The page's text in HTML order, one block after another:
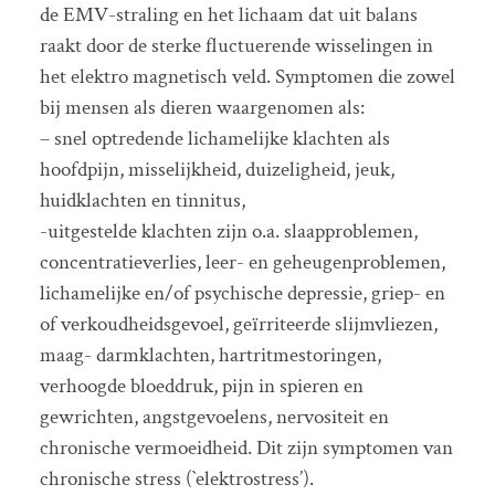
de EMV-straling en het lichaam dat uit balans
raakt door de sterke fluctuerende wisselingen in
het elektro magnetisch veld. Symptomen die zowel
bij mensen als dieren waargenomen als:
– snel optredende lichamelijke klachten als
hoofdpijn, misselijkheid, duizeligheid, jeuk,
huidklachten en tinnitus,
-uitgestelde klachten zijn o.a. slaapproblemen,
concentratieverlies, leer- en geheugenproblemen,
lichamelijke en/of psychische depressie, griep- en
of verkoudheidsgevoel, geïrriteerde slijmvliezen,
maag- darmklachten, hartritmestoringen,
verhoogde bloeddruk, pijn in spieren en
gewrichten, angstgevoelens, nervositeit en
chronische vermoeidheid. Dit zijn symptomen van
chronische stress (`elektrostress’).